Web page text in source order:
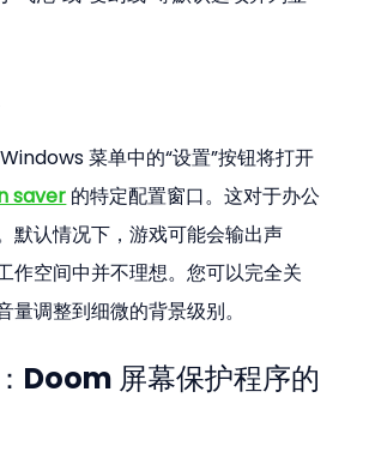
菜单中的“设置”按钮将打开
saver 的特定配置窗口。这对于办公
默认情况下，游戏可能会输出声
作空间中并不理想。您可以完全关
量调整到细微的背景级别。
Doom 屏幕保护程序的